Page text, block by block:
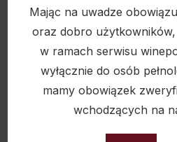
Mając na uwadze
oraz dobro
w ramach serwisu
wyłącznie do osób
mamy obowiązek
wchodzących na